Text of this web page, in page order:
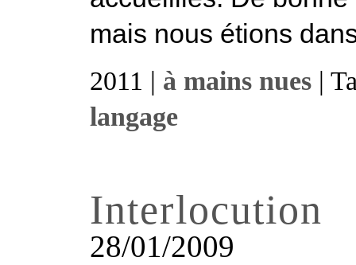
mais nous étions
2011 | à mains nues |
langage
Interlocution
28/01/2009